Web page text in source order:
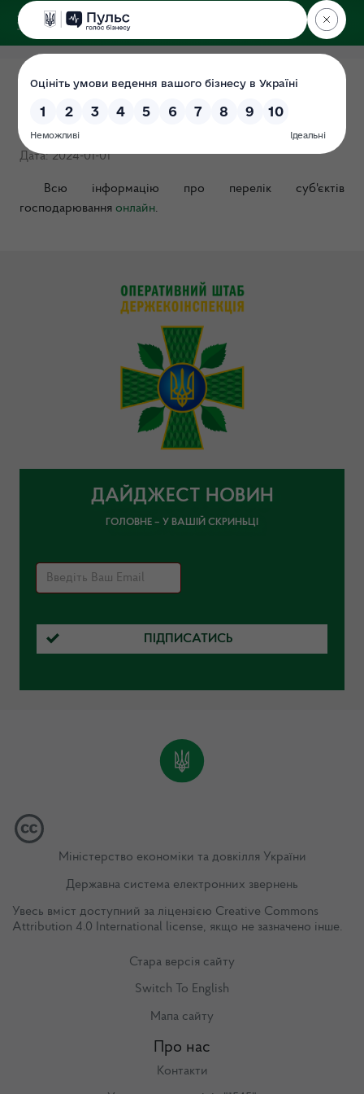
ДЕРЖЕКОІНСПЕКЦІЯ
Перелік суб'єктів
господарювання
Дата: 2024-01-01
Всю інформацію про перелік суб'єктів
господарювання онлайн.
ДАЙДЖЕСТ НОВИН
ГОЛОВНЕ – У ВАШІЙ СКРИНЬЦІ
ПІДПИСАТИСЬ
Міністерство економіки та довкілля України
Державна система електронних звернень
Увесь вміст доступний за ліцензією Creative Commons
Attribution 4.0 International license, якщо не зазначено інше.
Стара версія сайту
Switch To English
Мапа сайту
Про нас
Контакти